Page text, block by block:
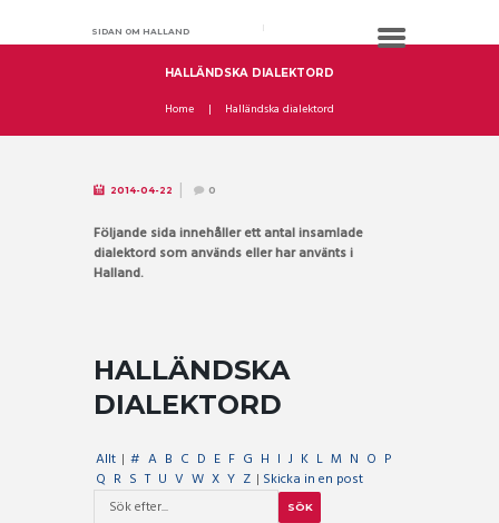
SIDAN OM HALLAND
HALLÄNDSKA DIALEKTORD
Home Halländska dialektord
2014-04-22 0
Följande sida innehåller ett antal insamlade
dialektord som används eller har använts i
Halland.
HALLÄNDSKA
DIALEKTORD
Allt | # A B C D E F G H I J K L M N O P
Q R S T U V W X Y Z | Skicka in en post